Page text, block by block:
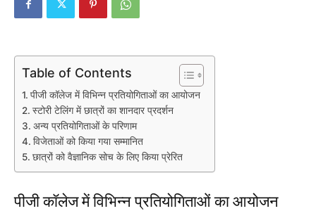
Table of Contents
पीजी कॉलेज में विभिन्न प्रतियोगिताओं का आयोजन
स्टोरी टेलिंग में छात्रों का शानदार प्रदर्शन
अन्य प्रतियोगिताओं के परिणाम
विजेताओं को किया गया सम्मानित
छात्रों को वैज्ञानिक सोच के लिए किया प्रेरित
पीजी कॉलेज में विभिन्न प्रतियोगिताओं का आयोजन